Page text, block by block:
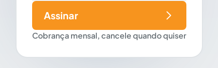
Cobrança mensal, cancele quando quiser
Assinar